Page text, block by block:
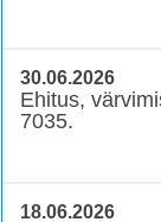
30.06.2026
Ehitus,
7035.
18.06.2026